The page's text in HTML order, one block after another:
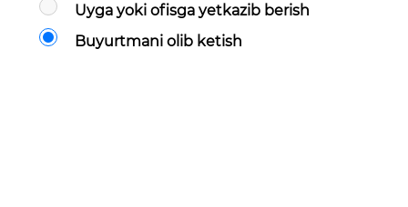
Uyga yoki ofisga yetkazib berish
Buyurtmani olib ketish